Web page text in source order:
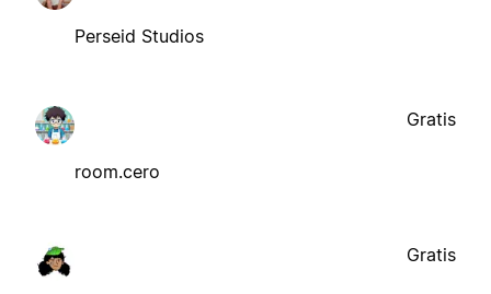
Perseid Studios
room.cero
Gratis
Gratis